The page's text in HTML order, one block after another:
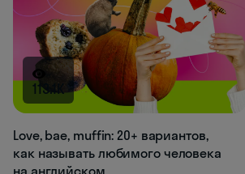
113.1K
Love, bae, muffin: 20+ вариантов,
как называть любимого человека